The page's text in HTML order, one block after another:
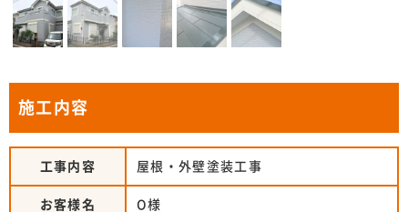
施工内容
工事内容 屋根・外壁塗装工事
お客様名 O様